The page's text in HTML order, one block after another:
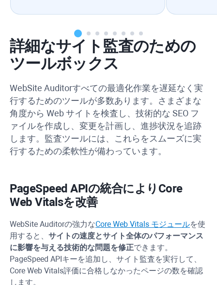
詳細なサイト監査のための
ツールボックス
WebSite Auditorすべての最適化作業を遅延なく実
行するためのツールが多数あります。さまざまな
角度から Web サイトを検査し、技術的な SEO フ
ァイルを作成し、変更を計画し、進捗状況を追跡
します。監査ツールには、これらをスムーズに実
行するための柔軟性が備わっています。
PageSpeed APIの統合により Core
Web Vitalsを改善
WebSite Auditorの強力なCore Web Vitals モジュールを使
用すると、 サイトの速度とサイト全体のパフォーマンス
に影響を与える技術的な問題を修正できます。
PageSpeed APIキーを追加し、サイト監査を実行して、
Core Web Vitals評価に合格しなかったページの数を確認
します。